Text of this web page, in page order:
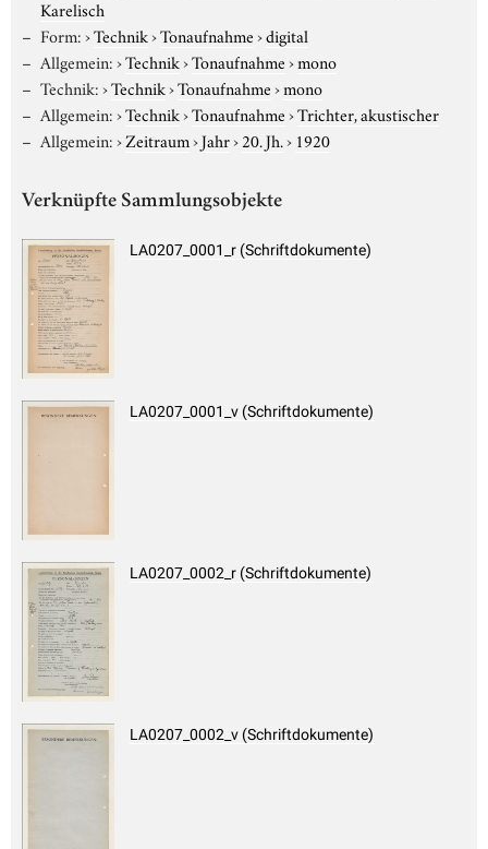
Karelisch
Form:›Technik›Tonaufnahme›digital
Allgemein:›Technik›Tonaufnahme›mono
Technik:›Technik›Tonaufnahme›mono
Allgemein:›Technik›Tonaufnahme›Trichter, akustischer
Allgemein:›Zeitraum›Jahr›20. Jh.› 1920
Verknüpfte Sammlungsobjekte
LA0207_0001_r (Schriftdokumente)
LA0207_0001_v (Schriftdokumente)
LA0207_0002_r (Schriftdokumente)
LA0207_0002_v (Schriftdokumente)